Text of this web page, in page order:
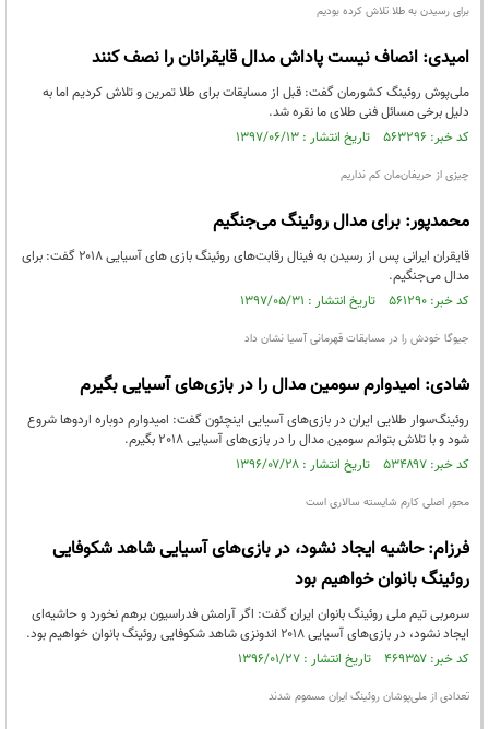
برای رسیدن به طلا تلاش کرده بودیم
امیدی: انصاف نیست پاداش مدال قایقرانان را نصف کنند
ملی‌پوش روئینگ کشورمان گفت: قبل از مسابقات برای طلا تمرین و تلاش کردیم اما به
دلیل برخی مسائل فنی طلای ما نقره شد.
کد خبر: ۵۶۳۲۹۶ تاریخ انتشار : ۱۳۹۷/۰۶/۱۳
چیزی از حریفان‌مان کم نداریم
محمدپور: برای مدال روئینگ می‌جنگیم
قایقران ایرانی پس از رسیدن به فینال رقابت‌های روئینگ بازی های آسیایی ۲۰۱۸ گفت: برای
مدال می‌جنگیم.
کد خبر: ۵۶۱۲۹۰ تاریخ انتشار : ۱۳۹۷/۰۵/۳۱
جیوگا خودش را در مسابقات قهرمانی آسیا نشان داد
شادی: امیدوارم سومین مدال را در بازی‌های آسیایی بگیرم
روئینگ‌سوار طلایی ایران در بازی‌های آسیایی اینچئون گفت: امیدوارم دوباره اردوها شروع
شود و با تلاش بتوانم سومین مدال را در بازی‌های آسیایی 2018 بگیرم.
کد خبر: ۵۳۴۸۹۷ تاریخ انتشار : ۱۳۹۶/۰۷/۲۸
محور اصلی کارم شایسته سالاری است
فرزام:‌ حاشیه ایجاد نشود، در بازی‌های آسیایی شاهد شکوفایی
روئینگ بانوان خواهیم بود
سرمربی تیم ملی روئینگ بانوان ایران گفت: اگر آرامش فدراسیون برهم نخورد و حاشیه‌ای
ایجاد نشود، در بازی‌های آسیایی ۲۰۱۸ اندونزی شاهد شکوفایی روئینگ بانوان خواهیم بود.
کد خبر: ۴۶۹۳۵۷ تاریخ انتشار : ۱۳۹۶/۰۱/۲۷
تعدادی از ملی‌پوشان روئینگ ایران مسموم شدند